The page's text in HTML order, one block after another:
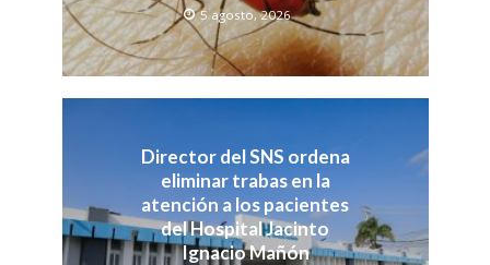
5 agosto, 2026
Director del SNS ordena
eliminar trabas en la
atención a los pacientes
del Hospital Jacinto
Ignacio Mañón